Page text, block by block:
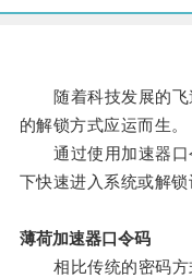
随着科技发展的飞
的解锁方式应运而生。
通过使用加速器口
下快速进入系统或解锁
薄荷加速器口令码
相比传统的密码方